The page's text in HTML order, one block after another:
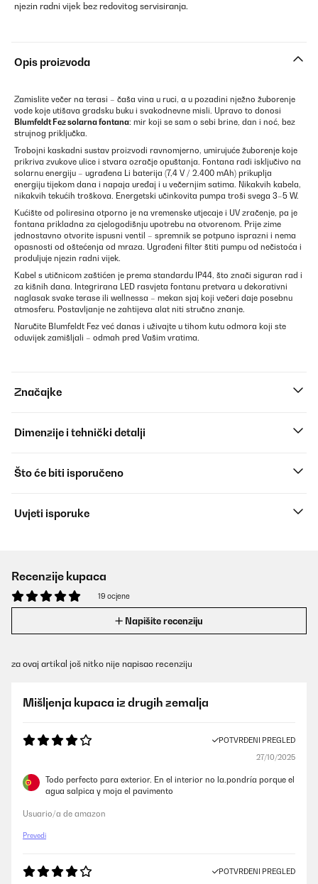
njezin radni vijek bez redovitog servisiranja.
Opis proizvoda
Zamislite večer na terasi – čaša vina u ruci, a u pozadini nježno žuborenje
vode koje utišava gradsku buku i svakodnevne misli. Upravo to donosi
Blumfeldt Fez solarna fontana: mir koji se sam o sebi brine, dan i noć, bez
strujnog priključka.
Trobojni kaskadni sustav proizvodi ravnomjerno, umirujuće žuborenje koje
prikriva zvukove ulice i stvara ozračje opuštanja. Fontana radi isključivo na
solarnu energiju – ugrađena Li baterija (7,4 V / 2.400 mAh) prikuplja
energiju tijekom dana i napaja uređaj i u večernjim satima. Nikakvih kabela,
nikakvih tekućih troškova. Energetski učinkovita pumpa troši svega 3–5 W.
Kućište od poliresina otporno je na vremenske utjecaje i UV zračenje, pa je
fontana prikladna za cjelogodišnju upotrebu na otvorenom. Prije zime
jednostavno otvorite ispusni ventil – spremnik se potpuno isprazni i nema
opasnosti od oštećenja od mraza. Ugrađeni filter štiti pumpu od nečistoća i
produljuje njezin radni vijek.
Kabel s utičnicom zaštićen je prema standardu IP44, što znači siguran rad i
za kišnih dana. Integrirana LED rasvjeta fontanu pretvara u dekorativni
naglasak svake terase ili wellnessa – mekan sjaj koji večeri daje posebnu
atmosferu. Postavljanje ne zahtijeva alat niti stručno znanje.
Naručite Blumfeldt Fez već danas i uživajte u tihom kutu odmora koji ste
oduvijek zamišljali – odmah pred Vašim vratima.
Značajke
Dimenzije i tehnički detalji
Što će biti isporučeno
Uvjeti isporuke
Recenzije kupaca
19 ocjene
Napišite recenziju
za ovaj artikal još nitko nije napisao recenziju
Mišljenja kupaca iz drugih zemalja
POTVRĐENI PREGLED
27/10/2025
Todo perfecto para exterior. En el interior no la.pondría porque el
agua salpica y moja el pavimento
Usuario/a de amazon
Prevedi
POTVRĐENI PREGLED